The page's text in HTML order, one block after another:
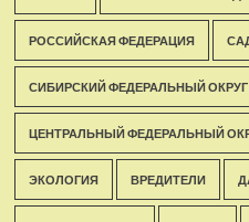
РОССИЙСКАЯ ФЕДЕРАЦИЯ
СИБИРСКИЙ ФЕДЕРАЛЬНЫЙ ОКРУГ
ЦЕНТРАЛЬНЫЙ ФЕДЕРАЛЬНЫЙ
ЭКОЛОГИЯ ВРЕДИТЕЛИ